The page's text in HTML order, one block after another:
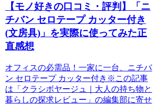
【モノ好きの口コミ・評判】「ニ
チバン セロテープ カッター付き
(文房具)」を実際に使ってみた正
直感想
オフィスの必需品！一家に一台、ニチバ
ン セロテープ カッター付き※この記事
は「クラシボヤージュ｜大人の持ち物と
暮らしの探求レビュー」の編集部に寄せ